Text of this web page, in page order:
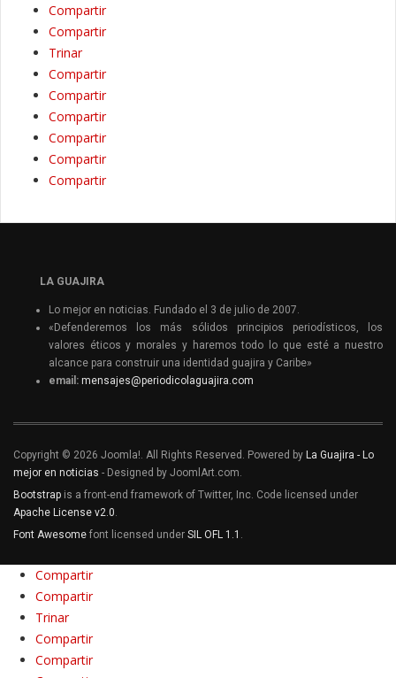
Compartir
Compartir
Trinar
Compartir
Compartir
Compartir
Compartir
Compartir
Compartir
LA GUAJIRA
Lo mejor en noticias. Fundado el 3 de julio de 2007.
«Defenderemos los más sólidos principios periodísticos, los
valores éticos y morales y haremos todo lo que esté a nuestro
alcance para construir una identidad guajira y Caribe»
email: mensajes@periodicolaguajira.com
Copyright © 2026 Joomla!. All Rights Reserved. Powered by La Guajira - Lo
mejor en noticias - Designed by JoomlArt.com.
Bootstrap is a front-end framework of Twitter, Inc. Code licensed under
Apache License v2.0
Font Awesome font licensed under SIL OFL 1.1
Compartir
Compartir
Trinar
Compartir
Compartir